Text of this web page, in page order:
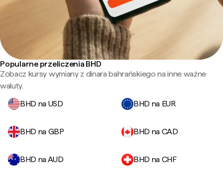
Popularne przeliczenia BHD
Zobacz kursy wymiany z dinara bahrańskiego na inne ważne
waluty.
BHD na USD
BHD na EUR
BHD na GBP BHD na CAD
BHD na AUD BHD na CHF